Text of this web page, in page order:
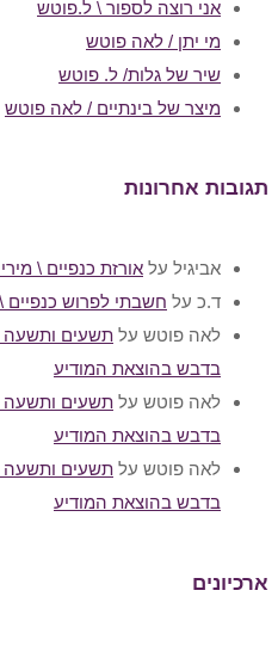
אני רוצה לספור \ ל.פוטש
מי יתן / לאה פוטש
שיר של גלות/ ל. פוטש
מיצר של בינתיים / לאה פוטש
תגובות אחרונות
אביגיל על אורזת כנפיים \
ד.כ על חשבתי לפרוש כנפיים
לאה פוטש על תשעים
בדבש בהוצאת המודיע
לאה פוטש על תשעים
בדבש בהוצאת המודיע
לאה פוטש על תשעים
בדבש בהוצאת המודיע
ארכיונים